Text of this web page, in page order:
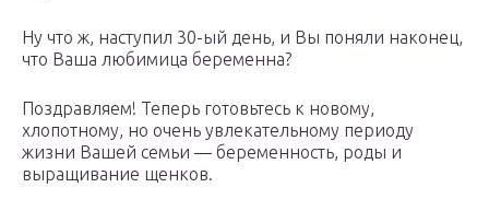
Ну что ж, наступил 30-ый день, и Вы поняли наконец,
что Ваша любимица беременна?
Поздравляем! Теперь готовьтесь к новому,
хлопотному, но очень увлекательному периоду
жизни Вашей семьи — беременность, роды и
выращивание щенков.